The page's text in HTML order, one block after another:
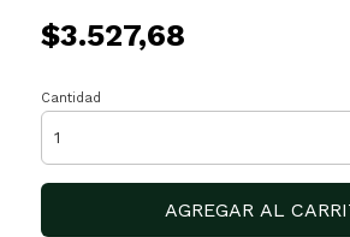
$3.527,68
Cantidad
AGREGAR AL